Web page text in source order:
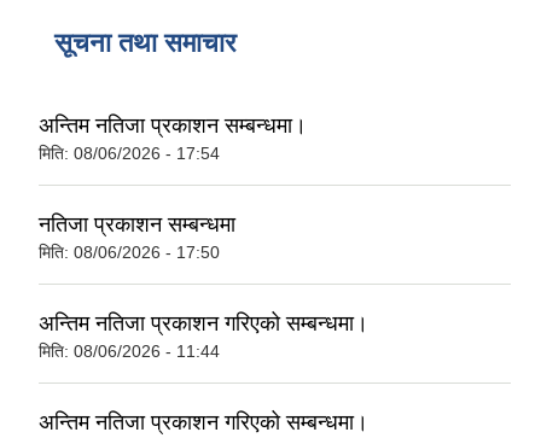
सूचना तथा समाचार
अन्तिम नतिजा प्रकाशन सम्बन्धमा।
मिति: 08/06/2026 - 17:54
नतिजा प्रकाशन सम्बन्धमा
मिति: 08/06/2026 - 17:50
अन्तिम नतिजा प्रकाशन गरिएको सम्बन्धमा।
मिति: 08/06/2026 - 11:44
अन्तिम नतिजा प्रकाशन गरिएको सम्बन्धमा।